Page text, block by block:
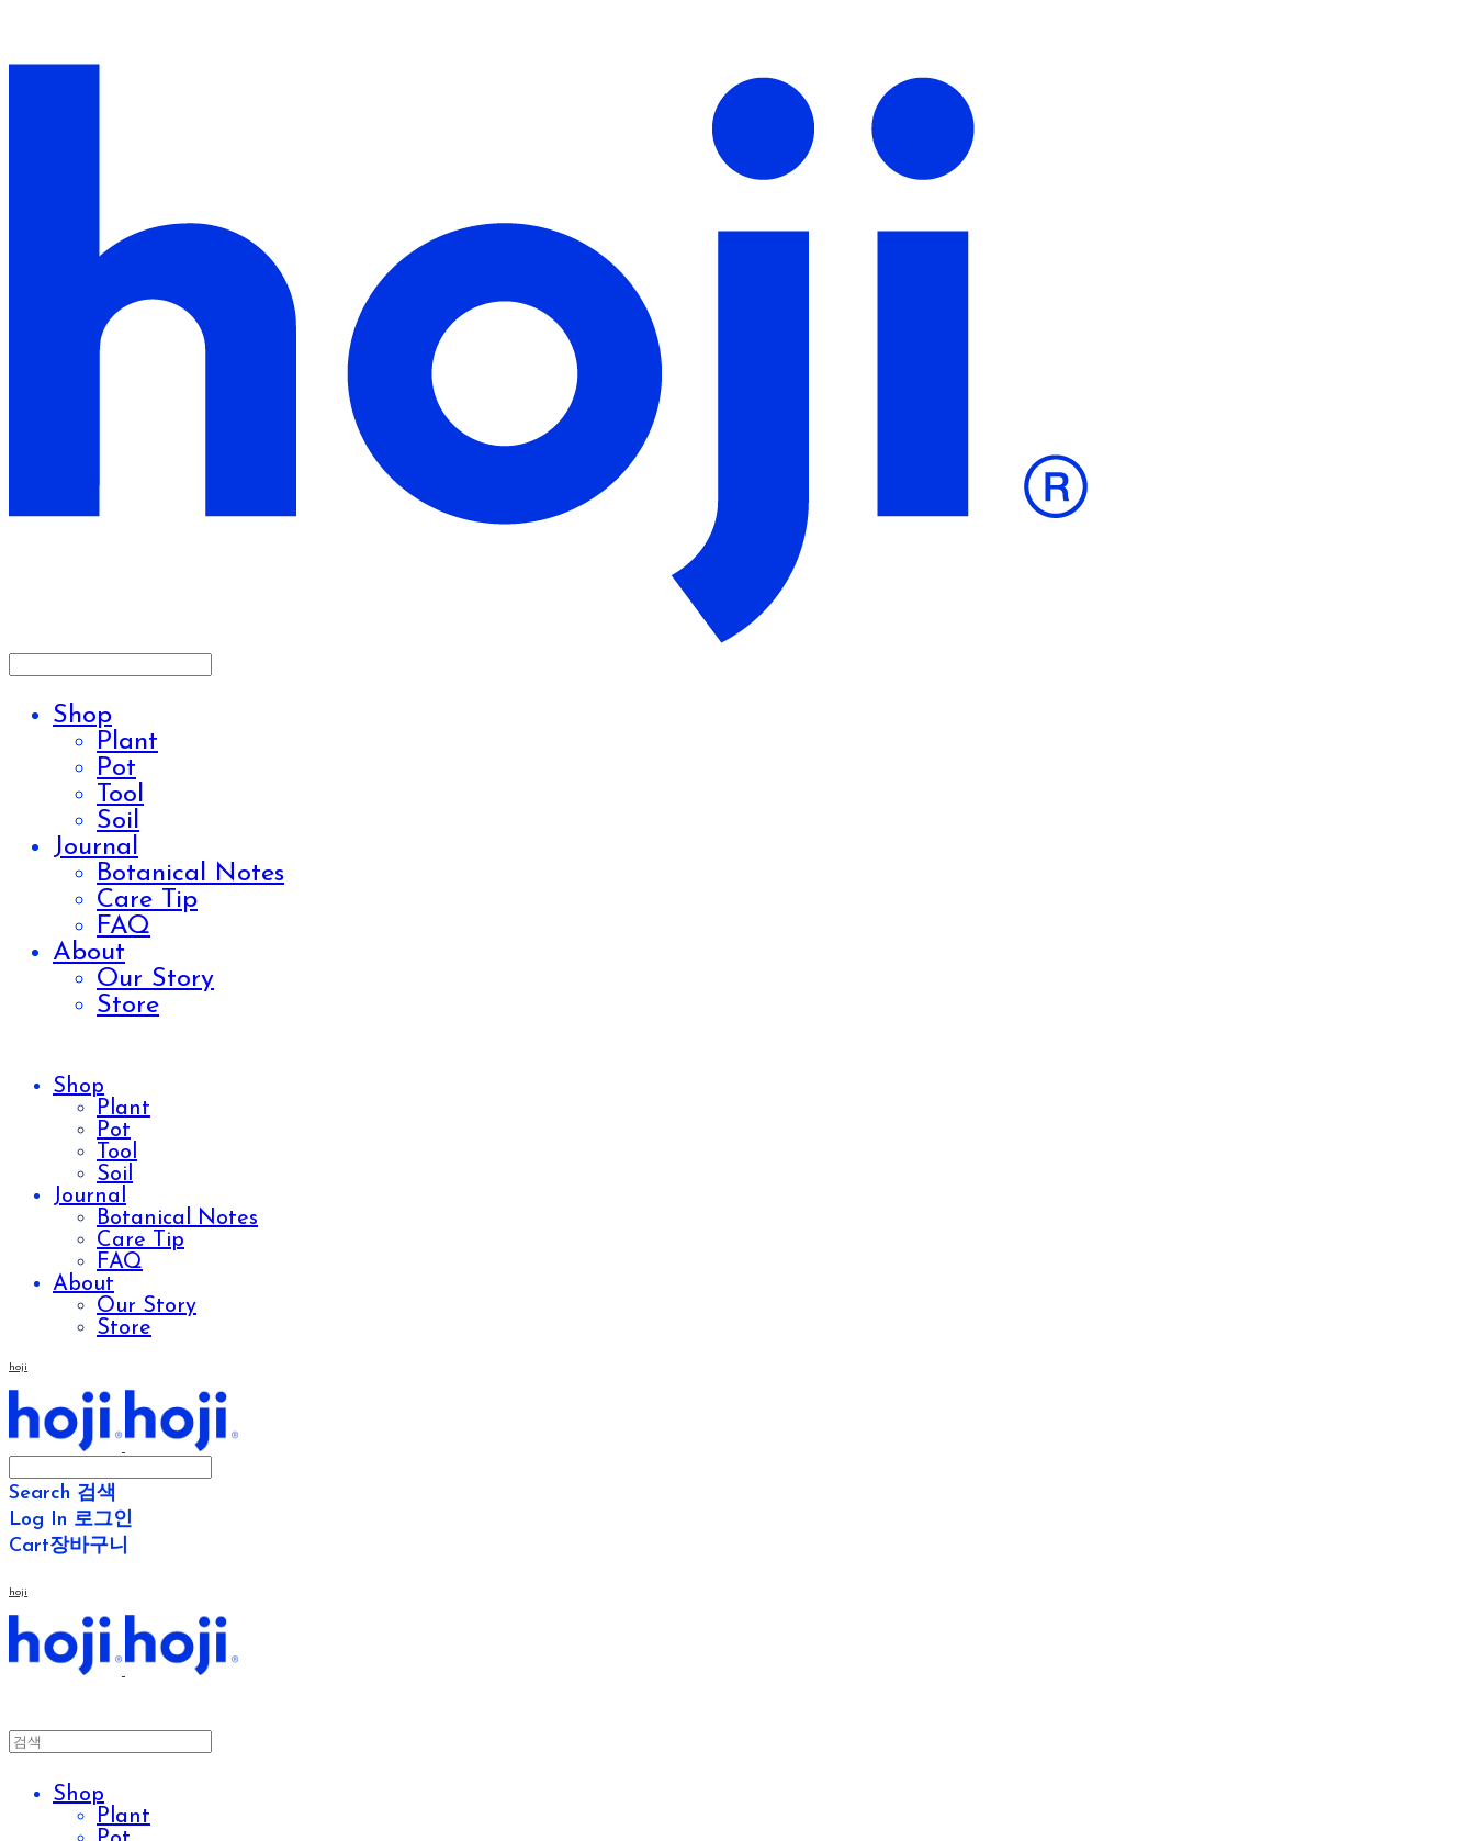
Shop
Plant
Pot
Tool
Soil
Journal
Botanical Notes
Care Tip
FAQ
About
Our Story
Store
Shop
Plant
Pot
Tool
Soil
Journal
Botanical Notes
Care Tip
FAQ
About
Our Story
Store
hoji
Search 검색
Log In 로그인
Cart장바구니
hoji
Shop
Plant